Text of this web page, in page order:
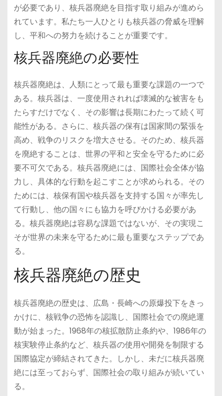
が必要であり、核兵器廃絶を目指す取り組みが進めら
れています。私たち一人ひとりも核兵器の脅威を理解
し、平和への努力を続けることが重要です。
核兵器廃絶の必要性
核兵器廃絶は、人類にとって最も重要な課題の一つで
ある。核兵器は、一度使用されれば壊滅的な被害をも
たらすだけでなく、その影響は長期にわたって続く可
能性がある。さらに、核兵器の保有は国家間の緊張を
高め、戦争のリスクを増大させる。そのため、核兵器
を廃絶することは、世界の平和と安全を守るために必
要不可欠である。核兵器廃絶には、国際社会全体が協
力し、具体的な行動を起こすことが求められる。その
ためには、核保有国や核兵器を支持する国々が率先し
て行動し、他の国々にも協力を呼びかける必要があ
る。核兵器廃絶は容易な課題ではないが、その実現こ
そが世界の未来を守るために最も重要なステップであ
る。
核兵器廃絶の歴史
核兵器廃絶の歴史は、広島・長崎への原爆投下をきっ
かけに、核戦争の恐怖を認識し、国際社会での廃絶運
動が始まった。1968年の核拡散防止条約や、1986年の
核実験停止条約など、核兵器の使用や開発を制限する
国際協定が締結されてきた。しかし、未だに核兵器廃
絶には至っておらず、国際社会の取り組みが続いてい
る。